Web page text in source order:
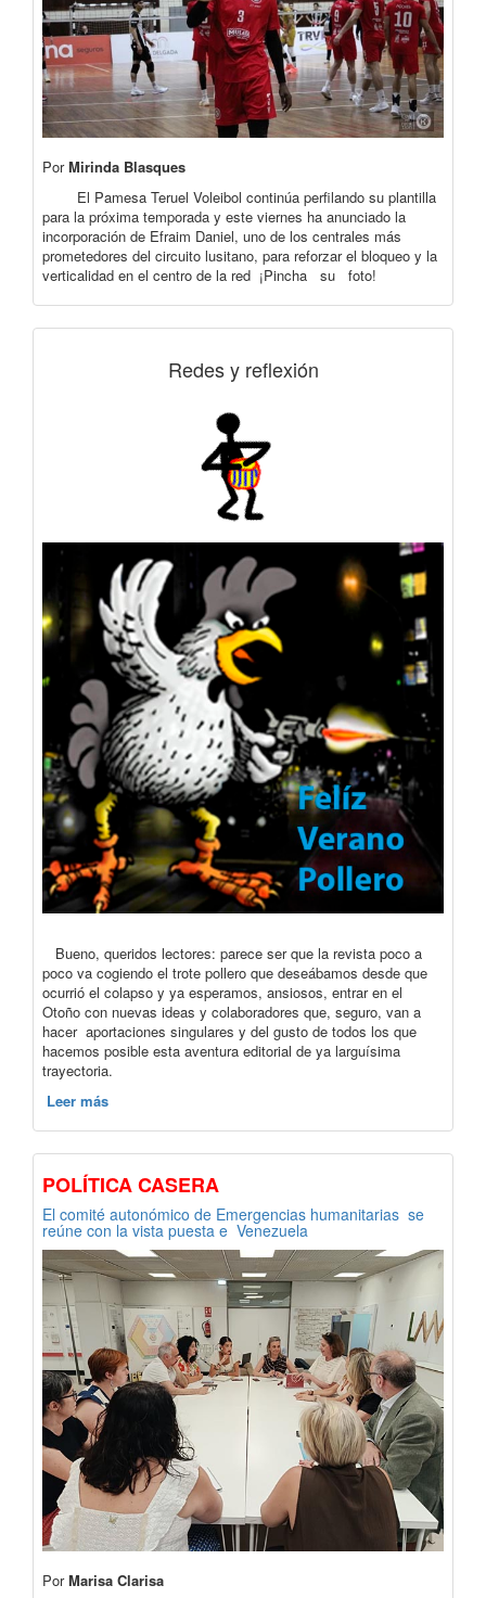
PorMirinda Blasques
El Pamesa Teruel Voleibol continúa perfilando su plantilla
para la próxima temporada y este viernes ha anunciado la
incorporación de Efraim Daniel, uno de los centrales más
prometedores del circuito lusitano, para reforzar el bloqueo y la
verticalidad en el centro de la red ¡Pincha su foto!
Redes y reflexión
Bueno, queridos lectores: parece ser que la revista poco a
poco va cogiendo el trote pollero que deseábamos desde que
ocurrió el colapso y ya esperamos, ansiosos, entrar en el
Otoño con nuevas ideas y colaboradores que, seguro, van a
hacer aportaciones singulares y del gusto de todos los que
hacemos posible esta aventura editorial de ya larguísima
trayectoria.
Leer más
POLÍTICA CASERA
El comité autonómico de Emergencias humanitarias se
reúne con la vista puesta e Venezuela
PorMarisa Clarisa